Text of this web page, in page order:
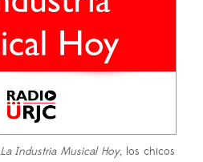
La Industria Musical Hoy, los chicos